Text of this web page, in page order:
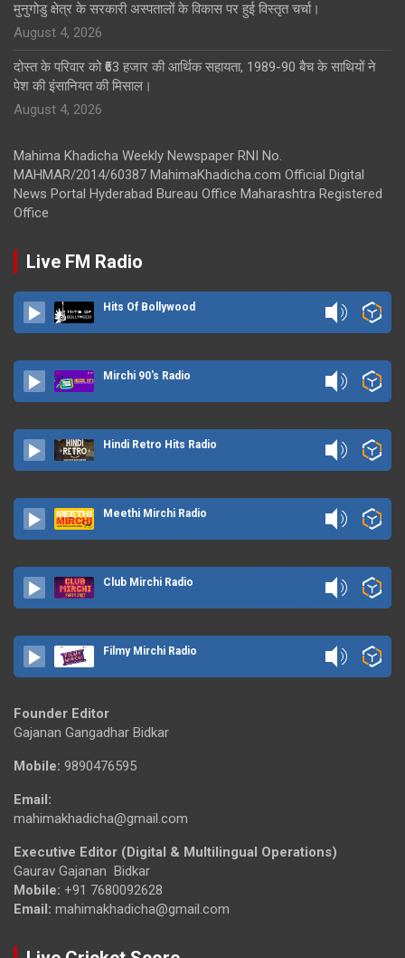
मुनुगोडु क्षेत्र के सरकारी अस्पतालों के विकास पर हुई विस्तृत चर्चा।
August 4, 2026
दोस्त के परिवार को ₹63 हजार की आर्थिक सहायता, 1989-90 बैच के साथियों ने
पेश की इंसानियत की मिसाल।
August 4, 2026
Mahima Khadicha Weekly Newspaper RNI No.
MAHMAR/2014/60387 MahimaKhadicha.com Official Digital
News Portal Hyderabad Bureau Office Maharashtra Registered
Office
Live FM Radio
Hits Of Bollywood
Mirchi 90's Radio
Hindi Retro Hits Radio
Meethi Mirchi Radio
Club Mirchi Radio
Filmy Mirchi Radio
Founder Editor
Gajanan Gangadhar Bidkar
Mobile: 9890476595
Email:
mahimakhadicha@gmail.com
Executive Editor (Digital & Multilingual Operations)
Gaurav Gajanan Bidkar
Mobile: +91 7680092628
Email: mahimakhadicha@gmail.com